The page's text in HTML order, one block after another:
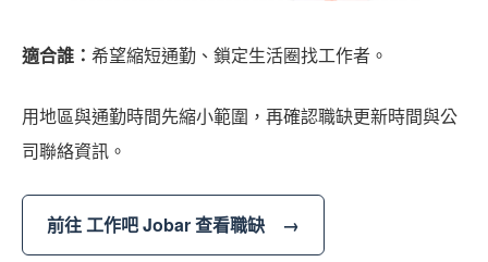
適合誰： 希望縮短通勤、鎖定生活圈找工作者。
用地區與通勤時間先縮小範圍，再確認職缺更新時間與公
司聯絡資訊。
前往 工作吧 Jobar 查看職缺 →